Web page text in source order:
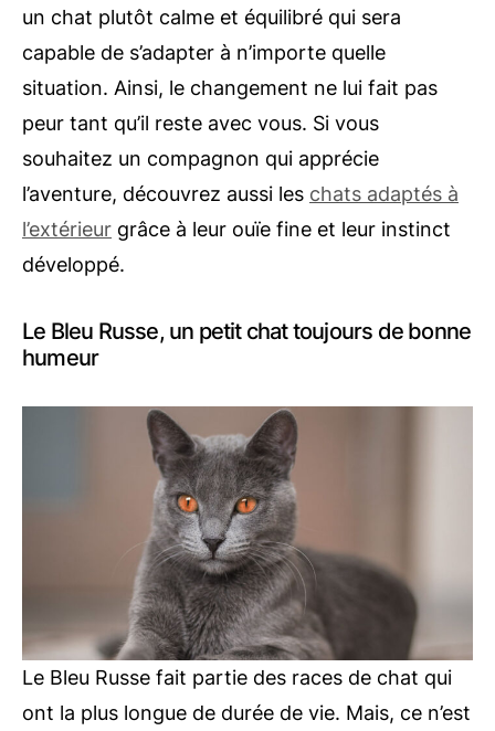
un chat plutôt calme et équilibré qui sera
capable de s’adapter à n’importe quelle
situation. Ainsi, le changement ne lui fait pas
peur tant qu’il reste avec vous. Si vous
souhaitez un compagnon qui apprécie
l’aventure, découvrez aussi les chats adaptés à
l’extérieur grâce à leur ouïe fine et leur instinct
développé.
Le Bleu Russe, un petit chat toujours de bonne
humeur
Le Bleu Russe fait partie des races de chat qui
ont la plus longue de durée de vie. Mais, ce n’est